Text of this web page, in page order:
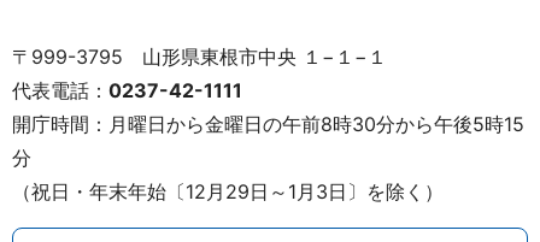
〒999-3795 山形県東根市中央 １−１−１
代表電話： 0237-42-1111
開庁時間：月曜日から金曜日の午前8時30分から午後5時15
分
（祝日・年末年始〔12月29日～1月3日〕を除く）